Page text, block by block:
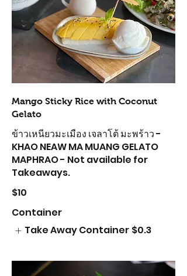
Mango Sticky Rice with Coconut
Gelato
ข้าวเหนียวมะเมือง เจลาโต้ มะพร้าว -
KHAO NEAW MA MUANG GELATO
MAPHRAO - Not available for
Takeaways.
$10
Container
Take Away Container $0.3